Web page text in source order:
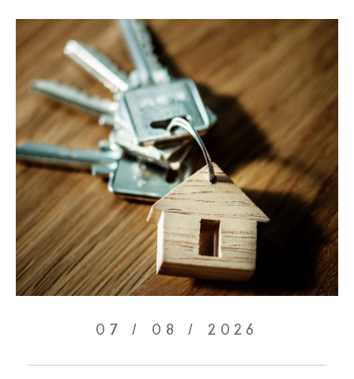
07 / 08 / 2026